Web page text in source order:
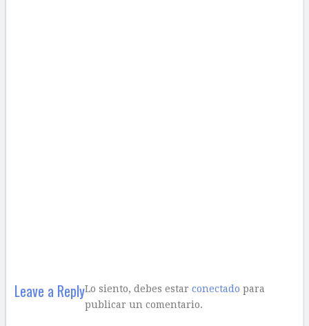
Leave a ReplyLo siento, debes estar conectado para
publicar un comentario.